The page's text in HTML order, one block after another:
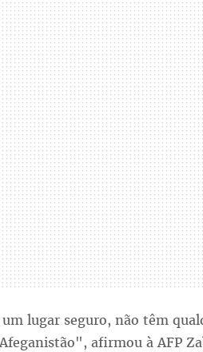
lugar seguro, não têm
afirmou à AFP